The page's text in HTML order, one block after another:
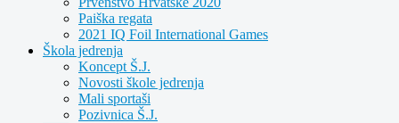
Paiška regata
2021 IQ Foil International Games
Škola jedrenja
Koncept Š.J.
Novosti škole jedrenja
Mali sportaši
Pozivnica Š.J.